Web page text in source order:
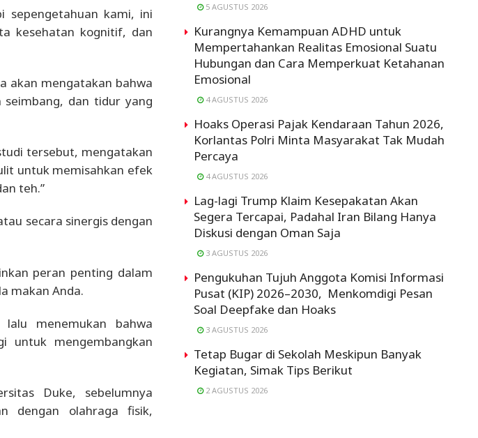
sepengetahuan kami, ini
kesehatan kognitif, dan
akan mengatakan bahwa
dan tidur yang
tersebut, mengatakan
untuk memisahkan efek
teh.”
secara sinergis dengan
peran penting dalam
makan Anda.
menemukan bahwa
untuk mengembangkan
Duke, sebelumnya
dengan olahraga fisik,
5 AGUSTUS 2026
Kurangnya Kemampuan ADHD untuk
Mempertahankan Realitas Emosional Suatu
Hubungan dan Cara Memperkuat Ketahanan
Emosional
4 AGUSTUS 2026
Hoaks Operasi Pajak Kendaraan Tahun 2026,
Korlantas Polri Minta Masyarakat Tak Mudah
Percaya
4 AGUSTUS 2026
Lag-lagi Trump Klaim Kesepakatan Akan
Segera Tercapai, Padahal Iran Bilang Hanya
Diskusi dengan Oman Saja
3 AGUSTUS 2026
Pengukuhan Tujuh Anggota Komisi Informasi
Pusat (KIP) 2026–2030, Menkomdigi Pesan
Soal Deepfake dan Hoaks
3 AGUSTUS 2026
Tetap Bugar di Sekolah Meskipun Banyak
Kegiatan, Simak Tips Berikut
2 AGUSTUS 2026